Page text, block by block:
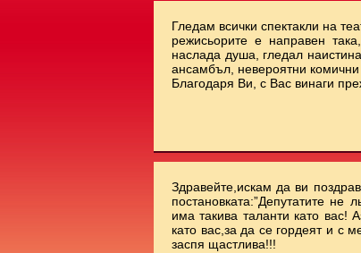
Гледам всички спектакли на
режисьорите е направен
наслада душа, гледал
ансамбъл, невероятни комични
Благодаря Ви, с Вас винаги
Здравейте,искам да ви
постановката:”Депутатите
има такива таланти като вас!
като вас,за да се гордеят и с
заспя щастлива!!!